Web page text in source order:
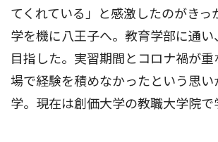
てくれている」と感激したのがきっ
学を機に八王子へ。教育学部に通い
目指した。実習期間とコロナ禍が
場で経験を積めなかったという思い
学。現在は創価大学の教職大学院で